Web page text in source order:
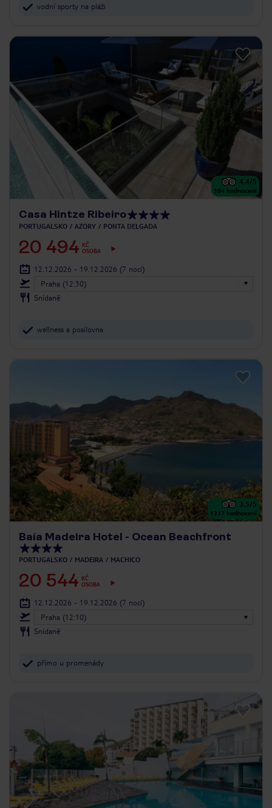
vodní sporty na pláži
4.4/5
164 hodnocení
Casa Hintze Ribeiro
PORTUGALSKO AZORY PONTA DELGADA
20 494 KČ
OSOBA
12.12.2026 - 19.12.2026 (7 nocí)
Praha (12:30)
Snídaně
wellness a posilovna
3.5/5
1237 hodnocení
Baía Madeira Hotel - Ocean Beachfront
PORTUGALSKO MADEIRA MACHICO
20 544 KČ
OSOBA
12.12.2026 - 19.12.2026 (7 nocí)
Praha (12:10)
Snídaně
přímo u promenády